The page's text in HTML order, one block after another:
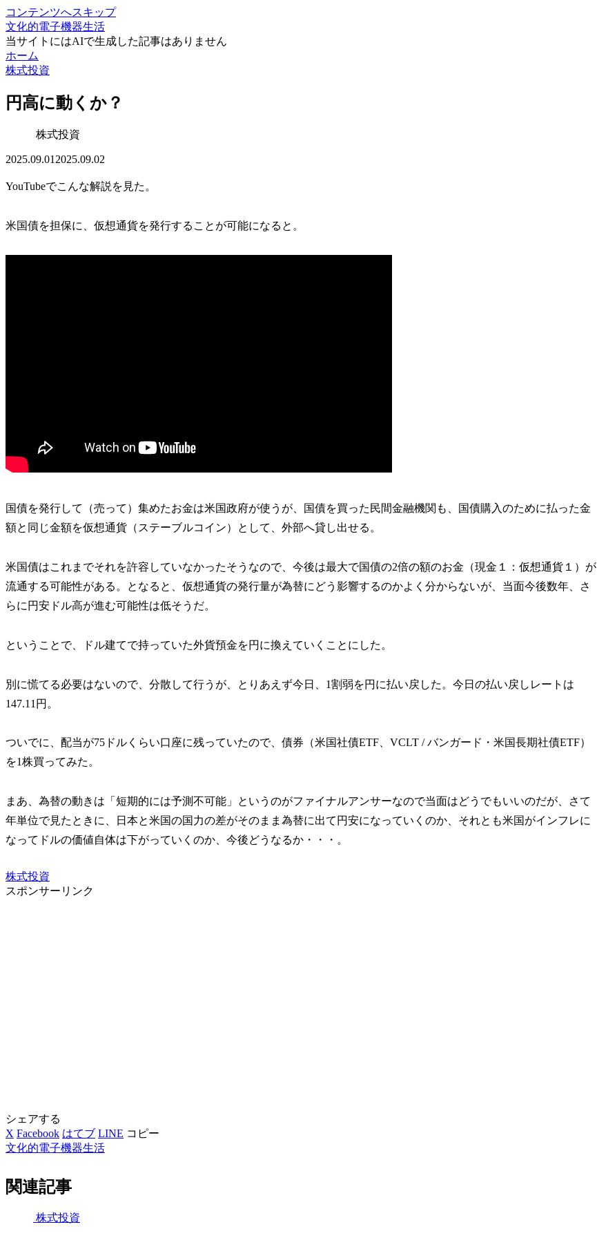
コンテンツへスキップ
文化的電子機器生活
当サイトにはAIで生成した記事はありません
ホーム
株式投資
円高に動くか？
株式投資
2025.09.01 2025.09.02
YouTubeでこんな解説を見た。
米国債を担保に、仮想通貨を発行することが可能になると。
国債を発行して（売って）集めたお金は米国政府が使うが、国債を買った民間金融機関も、国債購入のために払った金
額と同じ金額を仮想通貨（ステーブルコイン）として、外部へ貸し出せる。
米国債はこれまでそれを許容していなかったそうなので、今後は最大で国債の2倍の額のお金（現金１：仮想通貨１）が
流通する可能性がある。となると、仮想通貨の発行量が為替にどう影響するのかよく分からないが、当面今後数年、さ
らに円安ドル高が進む可能性は低そうだ。
ということで、ドル建てで持っていた外貨預金を円に換えていくことにした。
別に慌てる必要はないので、分散して行うが、とりあえず今日、1割弱を円に払い戻した。今日の払い戻しレートは
147.11円。
ついでに、配当が75ドルくらい口座に残っていたので、債券（米国社債ETF、VCLT / バンガード・米国長期社債ETF）
を1株買ってみた。
まあ、為替の動きは「短期的には予測不可能」というのがファイナルアンサーなので当面はどうでもいいのだが、さて
年単位で見たときに、日本と米国の国力の差がそのまま為替に出て円安になっていくのか、それとも米国がインフレに
なってドルの価値自体は下がっていくのか、今後どうなるか・・・。
株式投資
スポンサーリンク
シェアする
X Facebook はてブ LINE コピー
文化的電子機器生活
関連記事
株式投資